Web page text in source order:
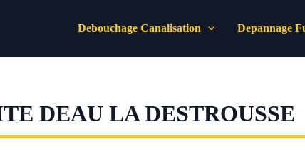
Debouchage Canalisation Depannage
DEAU LA DESTROUSSE